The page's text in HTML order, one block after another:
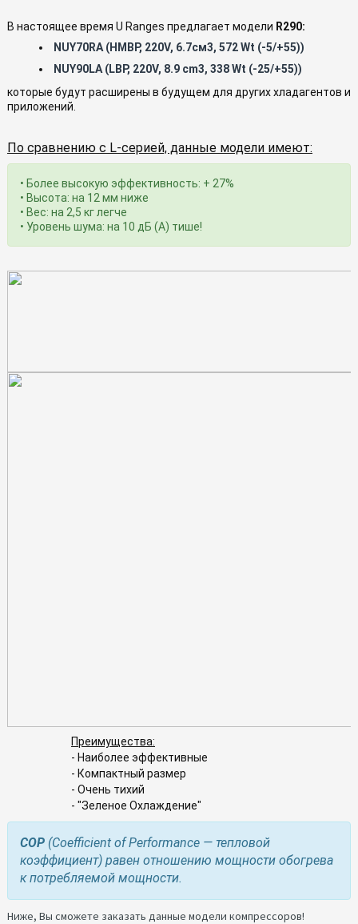
В настоящее время U Ranges предлагает модели R290:
NUY70RA (HMBP, 220V, 6.7см3, 572 Wt (-5/+55))
NUY90LA (LBP, 220V, 8.9 cm3, 338 Wt (-25/+55))
которые будут расширены в будущем для других хладагентов и
приложений.
По сравнению с L-серией, данные модели имеют:
• Более высокую эффективность: + 27%
• Высота: на 12 мм ниже
• Вес: на 2,5 кг легче
• Уровень шума: на 10 дБ (A) тише!
Преимущества:
- Наиболее эффективные
- Компактный размер
- Очень тихий
- "Зеленое Охлаждение"
COP (Coefficient of Performance — тепловой
коэффициент) равен отношению мощности обогрева
к потребляемой мощности.
Ниже, Вы сможете заказать данные модели компрессоров!